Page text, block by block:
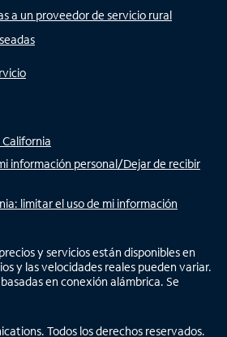
a un proveedor de servicio rural
información personal/Dejar de recibir
limitar el uso de mi información
y servicios están disponibles en
y las velocidades reales pueden variar.
en conexión alámbrica. Se
Todos los derechos reservados.